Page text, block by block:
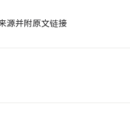
源并附原文链接